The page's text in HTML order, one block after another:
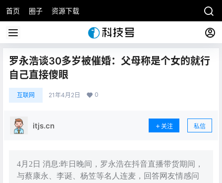
首页 圈子 资源下载
罗永浩谈30多岁被催婚：父母称是个女的就行
自己直接傻眼
互联网 21年4月2日 0
itjs.cn 关注 私信
4月2日 消息:昨日晚间，罗永浩在抖音直播带货期间，
与蔡康永、李诞、杨笠等名人连麦，回答网友情感问